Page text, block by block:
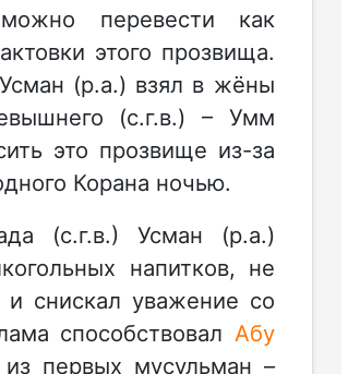
перевести как
этого прозвища.
(р.а.) взял в жёны
(с.г.в.) – Умм
это прозвище из-за
Корана ночью.
(с.г.в.) Усман (р.а.)
напитков, не
снискал уважение со
способствовал Абу
первых мусульман –